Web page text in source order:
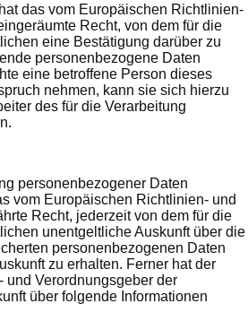
das vom Europäischen Richtlinien-
Recht, von dem für die
eine Bestätigung darüber zu
personenbezogene Daten
eine betroffene Person dieses
nehmen, kann sie sich hierzu
des für die Verarbeitung
personenbezogener Daten
vom Europäischen Richtlinien- und
Recht, jederzeit von dem für die
unentgeltliche Auskunft über die
personenbezogenen Daten
zu erhalten. Ferner hat der
und Verordnungsgeber der
über folgende Informationen